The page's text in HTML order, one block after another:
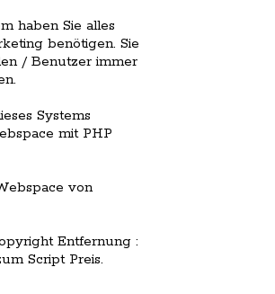
haben Sie alles
benötigen. Sie
/ Benutzer immer
Systems
mit PHP
von
Entfernung :
Script Preis.